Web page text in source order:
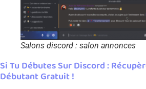
Salons discord : salon annonces
Si Tu Débutes Sur Discord :
Débutant Gratuit !